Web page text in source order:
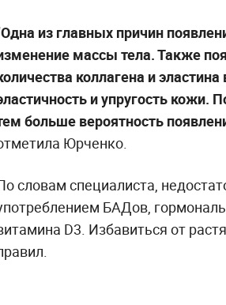
из главных причин
массы тела. Также
коллагена и
и упругость кожи.
больше вероятность
Юрченко.
словам специалиста,
БАДов,
D3. Избавиться от